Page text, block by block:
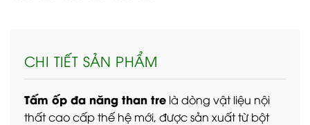
CHI TIẾT SẢN PHẨM
Tấm ốp đa năng than tre là dòng vật liệu nội
thất cao cấp thế hệ mới, được sản xuất từ bột